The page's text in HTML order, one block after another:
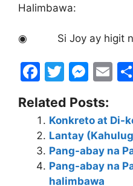
Halimbawa:
◉ Si Joy ay higit na
F
c
e
b
o
T
itt
er
M
s
s
e
n
E
ai
l
Related Posts:
Konkreto at Di-
Lantay
Pang-abay na
Pang-abay na
halimbawa